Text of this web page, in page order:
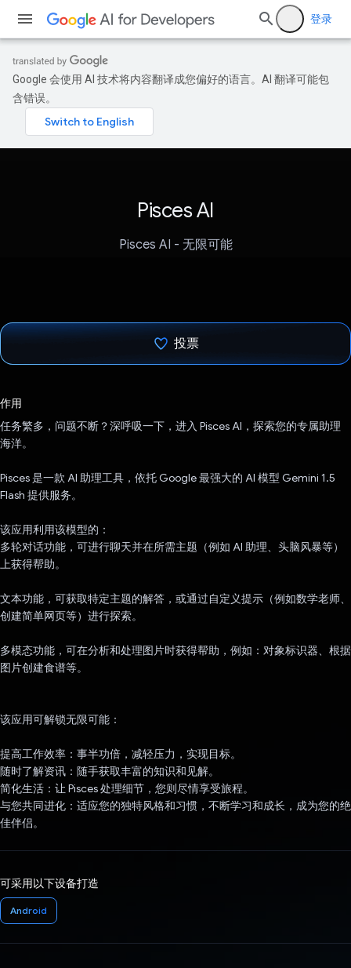
登录
Google 会使用 AI 技术将内容翻译成您偏好的语言。AI 翻译可能包
含错误。
Pisces AI
Pisces AI - 无限可能
投票
作用
任务繁多，问题不断？深呼吸一下，进入 Pisces AI，探索您的专属助理
海洋。
Pisces 是一款 AI 助理工具，依托 Google 最强大的 AI 模型 Gemini 1.5
Flash 提供服务。
该应用利用该模型的：
多轮对话功能，可进行聊天并在所需主题（例如 AI 助理、头脑风暴等）
上获得帮助。
文本功能，可获取特定主题的解答，或通过自定义提示（例如数学老师、
创建简单网页等）进行探索。
多模态功能，可在分析和处理图片时获得帮助，例如：对象标识器、根据
图片创建食谱等。
该应用可解锁无限可能：
提高工作效率：事半功倍，减轻压力，实现目标。
随时了解资讯：随手获取丰富的知识和见解。
简化生活：让 Pisces 处理细节，您则尽情享受旅程。
与您共同进化：适应您的独特风格和习惯，不断学习和成长，成为您的绝
佳伴侣。
可采用以下设备打造
Android